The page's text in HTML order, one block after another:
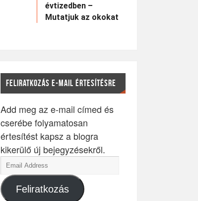
évtizedben –
Mutatjuk az okokat
FELIRATKOZÁS E-MAIL ÉRTESÍTÉSRE
Add meg az e-mail címed és
cserébe folyamatosan
értesítést kapsz a blogra
kikerülő új bejegyzésekről.
Feliratkozás